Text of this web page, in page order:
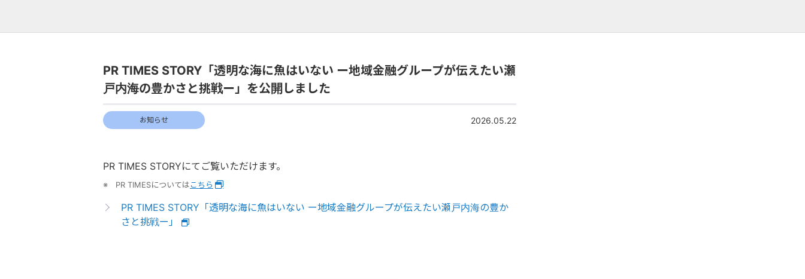
PR TIMES STORY「透明な海に魚はいない ー地域金融グループが伝えたい瀬
戸内海の豊かさと挑戦ー」を公開しました
お知らせ 2026.05.22
PR TIMES STORYにてご覧いただけます。
※ PR TIMESについてはこちら
PR TIMES STORY「透明な海に魚はいない ー地域金融グループが伝えたい瀬戸内海の豊か
さと挑戦ー」